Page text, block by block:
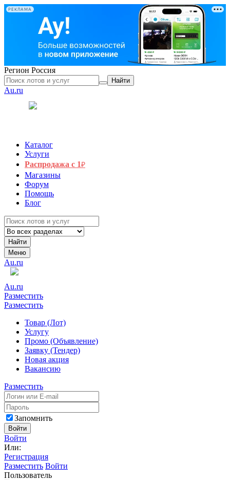
РЕКЛАМА
Регион Россия
Найти
Au.ru
Каталог
Услуги
Распродажа с 1₽
Магазины
Форум
Помощь
Блог
Найти
Меню
Au.ru
Au.ru
Разместить
Разместить
Товар (Лот)
Услугу
Промо (Объявление)
Заявку (Тендер)
Новая акция
Вакансию
Разместить
Запомнить
Войти
Войти
Или:
Регистрация
Разместить Войти
Пользователь